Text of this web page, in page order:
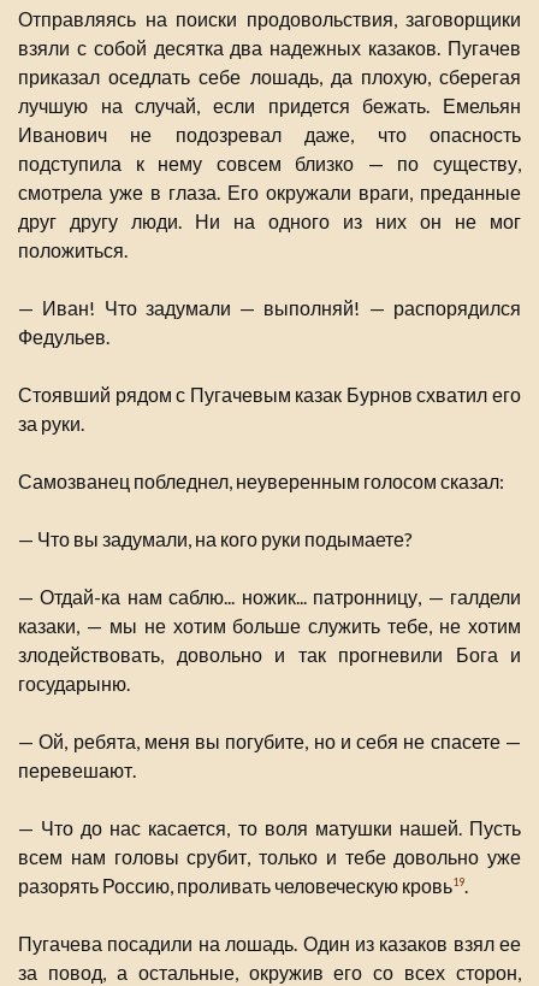
Отправляясь на поиски продовольствия, заговорщики
взяли с собой десятка два надежных казаков. Пугачев
приказал оседлать себе лошадь, да плохую, сберегая
лучшую на случай, если придется бежать. Емельян
Иванович не подозревал даже, что опасность
подступила к нему совсем близко — по существу,
смотрела уже в глаза. Его окружали враги, преданные
друг другу люди. Ни на одного из них он не мог
положиться.
— Иван! Что задумали — выполняй! — распорядился
Федульев.
Стоявший рядом с Пугачевым казак Бурнов схватил его
за руки.
Самозванец побледнел, неуверенным голосом сказал:
— Что вы задумали, на кого руки подымаете?
— Отдай-ка нам саблю... ножик... патронницу, — галдели
казаки, — мы не хотим больше служить тебе, не хотим
злодействовать, довольно и так прогневили Бога и
государыню.
— Ой, ребята, меня вы погубите, но и себя не спасете —
перевешают.
— Что до нас касается, то воля матушки нашей. Пусть
всем нам головы срубит, только и тебе довольно уже
разорять Россию, проливать человеческую кровь19.
Пугачева посадили на лошадь. Один из казаков взял ее
за повод, а остальные, окружив его со всех сторон,